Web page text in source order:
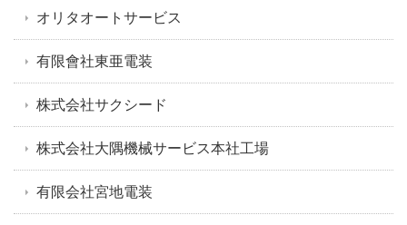
オリタオートサービス
有限會社東亜電装
株式会社サクシード
株式会社大隅機械サービス本社工場
有限会社宮地電装